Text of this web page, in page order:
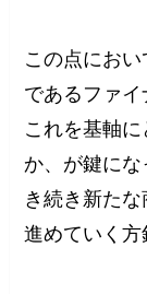
この点にお
であるファイ
これを基軸
か、が鍵にな
き続き新た
進めていく方